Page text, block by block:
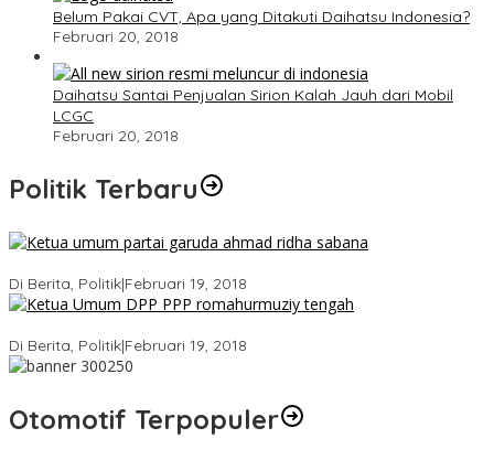
Belum Pakai CVT, Apa yang Ditakuti Daihatsu Indonesia?
Februari 20, 2018
Daihatsu Santai Penjualan Sirion Kalah Jauh dari Mobil
LCGC
Februari 20, 2018
Politik Terbaru
Di Berita, Politik|Februari 19, 2018
Di Berita, Politik|Februari 19, 2018
Otomotif Terpopuler